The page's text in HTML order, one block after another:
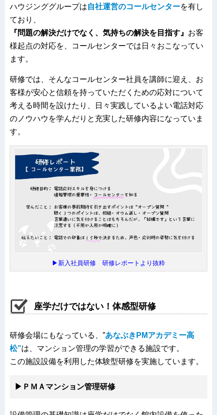
ハウジンググループは自社運営のコールセンターを有し
ており、
『問題の解決だけでなく、気持ちの解決を目指す』 お客
様起点の対応を、コールセンターでは日々おこなってい
ます。
研修では、そんなコールセンター社員を講師に迎え、お
客様が安心と信頼を持っていただくための応対について
考える時間を設けたり、日々実践しているよい電話対応
のノウハウを学んだりと充実した研修内容になっていま
す。
▶新入社員研修 研修レポートより抜粋
座学だけではない！体感型研修
研修会場にもなっている、”あなぶきPMアカデミー高
松”は、マンション管理の学習ができる施設です。
この施設設備を利用した体験型研修を実施しています。
▶ＰＭＡマンション管理研修